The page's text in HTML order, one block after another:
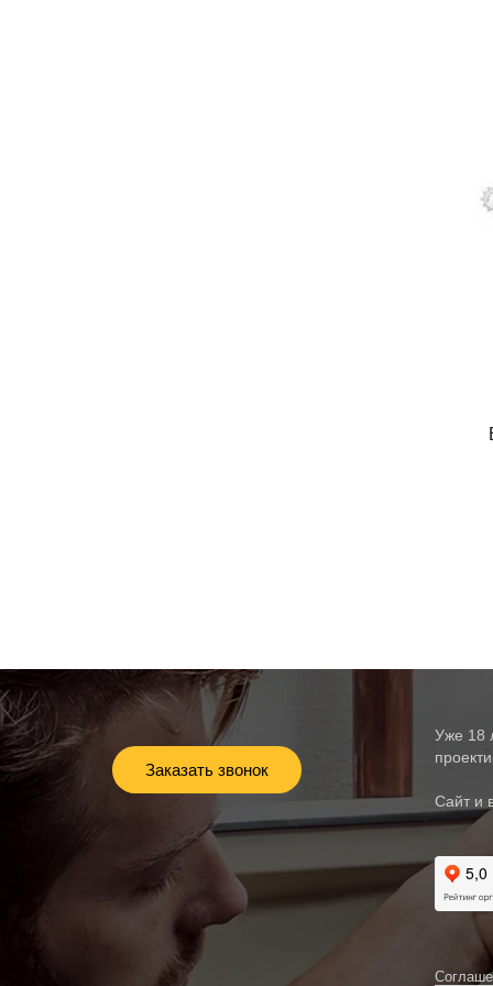
Заказать звонок
Уже 18
Сайт и